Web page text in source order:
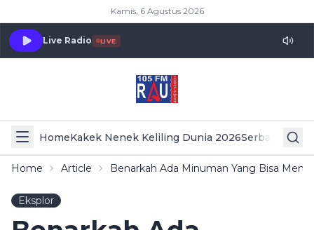
Kamis, 6 Agustus 2026
Live Radio LIVE
HomeKakek Nenek Keliling Dunia 2026Serba Serbi
Home Article Benarkah Ada Minuman Yang Bisa
Eksplor